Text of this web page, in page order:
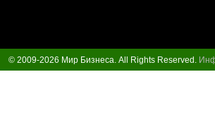
© 2009-2026 Мир Бизнеса. All Rights Reserved.